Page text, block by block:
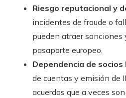
Riesgo reputacional y
incidentes de fraude o
pueden atraer sanciones
pasaporte europeo.
Dependencia de socios
de cuentas y emisión de
acuerdos que a veces